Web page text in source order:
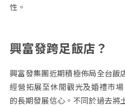
性。
興富發跨足飯店？
興富發集團近期積極佈局全台飯
經營拓展至休閒觀光及婚禮市
的長期發展信心。不同於過去將